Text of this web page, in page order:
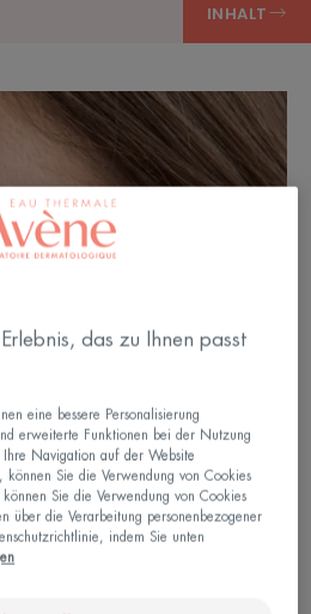
INHALT
das zu Ihnen passt
eine bessere Personalisierung
erweiterte Funktionen bei der Nutzung
Navigation auf der Website
Sie die Verwendung von Cookies
Sie die Verwendung von Cookies
über die Verarbeitung personenbezogener
indem Sie unten